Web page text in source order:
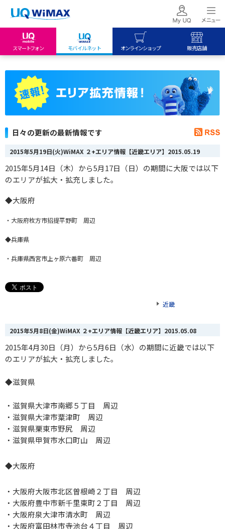
スマートフォン モバイルネット オンラインショップ 販売店舗
My UQ mobile
UQ mobile
UQ WiMAX
UQ WiMAX
日々の更新の最新情報です
2015年5月19日(火)WiMAX ２+エリア情報【近畿エリア】 2015.05.19
2015年5月14日（木）から5月17日（日）の期間に大阪では以下
のエリアが拡大・拡充しました。
◆大阪府
・大阪府枚方市招提平野町 周辺
◆兵庫県
・兵庫県西宮市上ヶ原六番町 周辺
近畿
2015年5月8日(金)WiMAX ２+エリア情報【近畿エリア】 2015.05.08
2015年4月30日（月）から5月6日（水）の期間に近畿では以下
のエリアが拡大・拡充しました。
◆滋賀県
・滋賀県大津市南郷５丁目 周辺
・滋賀県大津市粟津町 周辺
・滋賀県栗東市野尻 周辺
・滋賀県甲賀市水口町山 周辺
◆大阪府
・大阪府大阪市北区曽根崎２丁目 周辺
・大阪府豊中市新千里東町２丁目 周辺
・大阪府泉大津市清水町 周辺
・大阪府富田林市寺池台４丁目 周辺